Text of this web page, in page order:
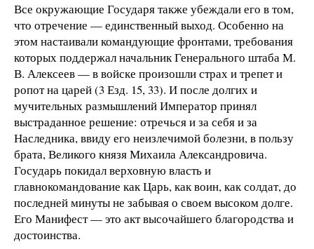
Все окружающие Государя также убеждали его в том,
что отречение — единственный выход. Особенно на
этом настаивали командующие фронтами, требования
которых поддержал начальник Генерального штаба М.
В. Алексеев — в войске произошли страх и трепет и
ропот на царей (3 Езд. 15, 33). И после долгих и
мучительных размышлений Император принял
выстраданное решение: отречься и за себя и за
Наследника, ввиду его неизлечимой болезни, в пользу
брата, Великого князя Михаила Александровича.
Государь покидал верховную власть и
главнокомандование как Царь, как воин, как солдат, до
последней минуты не забывая о своем высоком долге.
Его Манифест — это акт высочайшего благородства и
достоинства.